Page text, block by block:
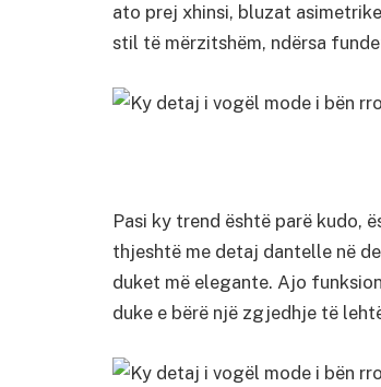
ato prej xhinsi, bluzat
stil të mërzitshëm, ndërsa
Pasi ky trend është parë kudo,
thjeshtë me detaj dantelle në
duket më elegante. Ajo
duke e bërë një zgjedhje të